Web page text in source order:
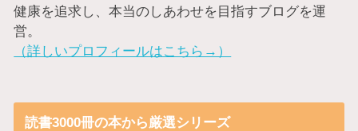
健康を追求し、本当のしあわせを目指すブログを運
営。
（詳しいプロフィールはこちら→）
読書3000冊の本から厳選シリーズ